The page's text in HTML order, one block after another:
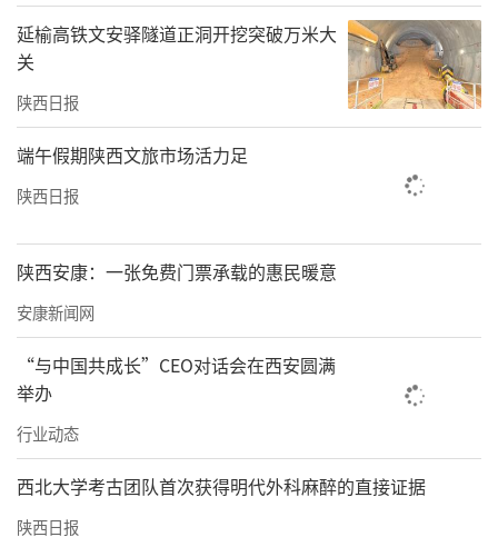
言，全省普通高等学校分管统战工作校领导、
党委统战工作部门负责人，各市（区）教育局
分管统战工作负责人参加会议。
延榆高铁文安驿隧道正洞开挖突破万米大
关
陕西日报
端午假期陕西文旅市场活力足
陕西日报
陕西安康：一张免费门票承载的惠民暖意
安康新闻网
“与中国共成长”CEO对话会在西安圆满
举办
行业动态
西北大学考古团队首次获得明代外科麻醉的直接证据
陕西日报